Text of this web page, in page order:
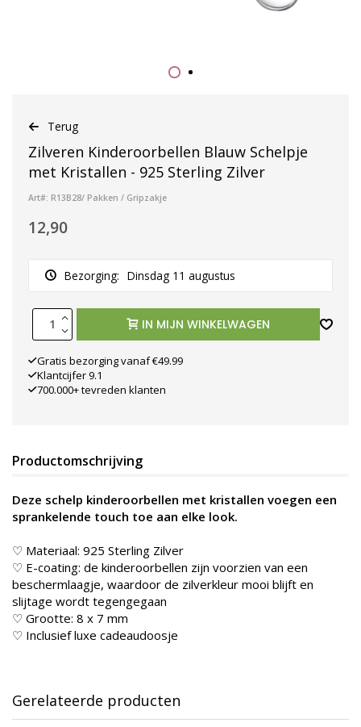
Terug
Zilveren Kinderoorbellen Blauw Schelpje
met Kristallen - 925 Sterling Zilver
Art#: R13B28/ Pakken / Gripzakje
12,90
Bezorging: Dinsdag 11 augustus
IN MIJN WINKELWAGEN
Gratis bezorging vanaf €49.99
Klantcijfer 9.1
700.000+ tevreden klanten
Productomschrijving
Deze schelp kinderoorbellen met kristallen voegen een
sprankelende touch toe aan elke look.
♡ Materiaal: 925 Sterling Zilver
♡ E-coating: de kinderoorbellen zijn voorzien van een
beschermlaagje, waardoor de zilverkleur mooi blijft en
slijtage wordt tegengegaan
♡ Grootte: 8 x 7 mm
♡ Inclusief luxe cadeaudoosje
Gerelateerde producten